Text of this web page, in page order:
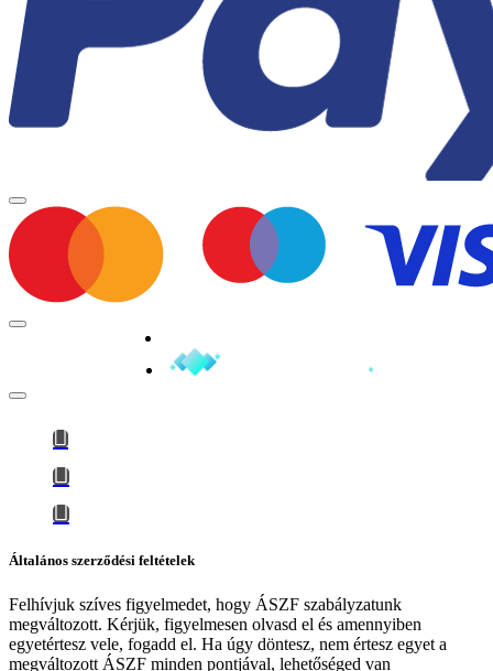
Általános szerződési feltételek
Felhívjuk szíves figyelmedet, hogy ÁSZF szabályzatunk
megváltozott. Kérjük, figyelmesen olvasd el és amennyiben
egyetértesz vele, fogadd el. Ha úgy döntesz, nem értesz egyet a
megváltozott ÁSZF minden pontjával, lehetőséged van